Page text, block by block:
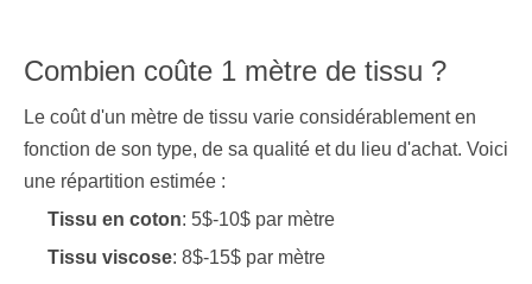
Combien coûte 1 mètre de tissu ?
Le coût d'un mètre de tissu varie considérablement en
fonction de son type, de sa qualité et du lieu d'achat. Voici
une répartition estimée :
Tissu en coton: 5$-10$ par mètre
Tissu viscose: 8$-15$ par mètre